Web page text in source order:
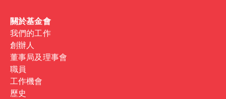
關於基金會
我們的工作
創辦人
董事局及理事會
職員
工作機會
歷史